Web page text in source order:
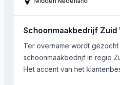
ondersteuning etc. De
voorkeur zijn er tussen de
Schoonmaakbedrijf Zuid
Ter overname wordt gezocht
schoonmaakbedrijf in regio
Het accent van het